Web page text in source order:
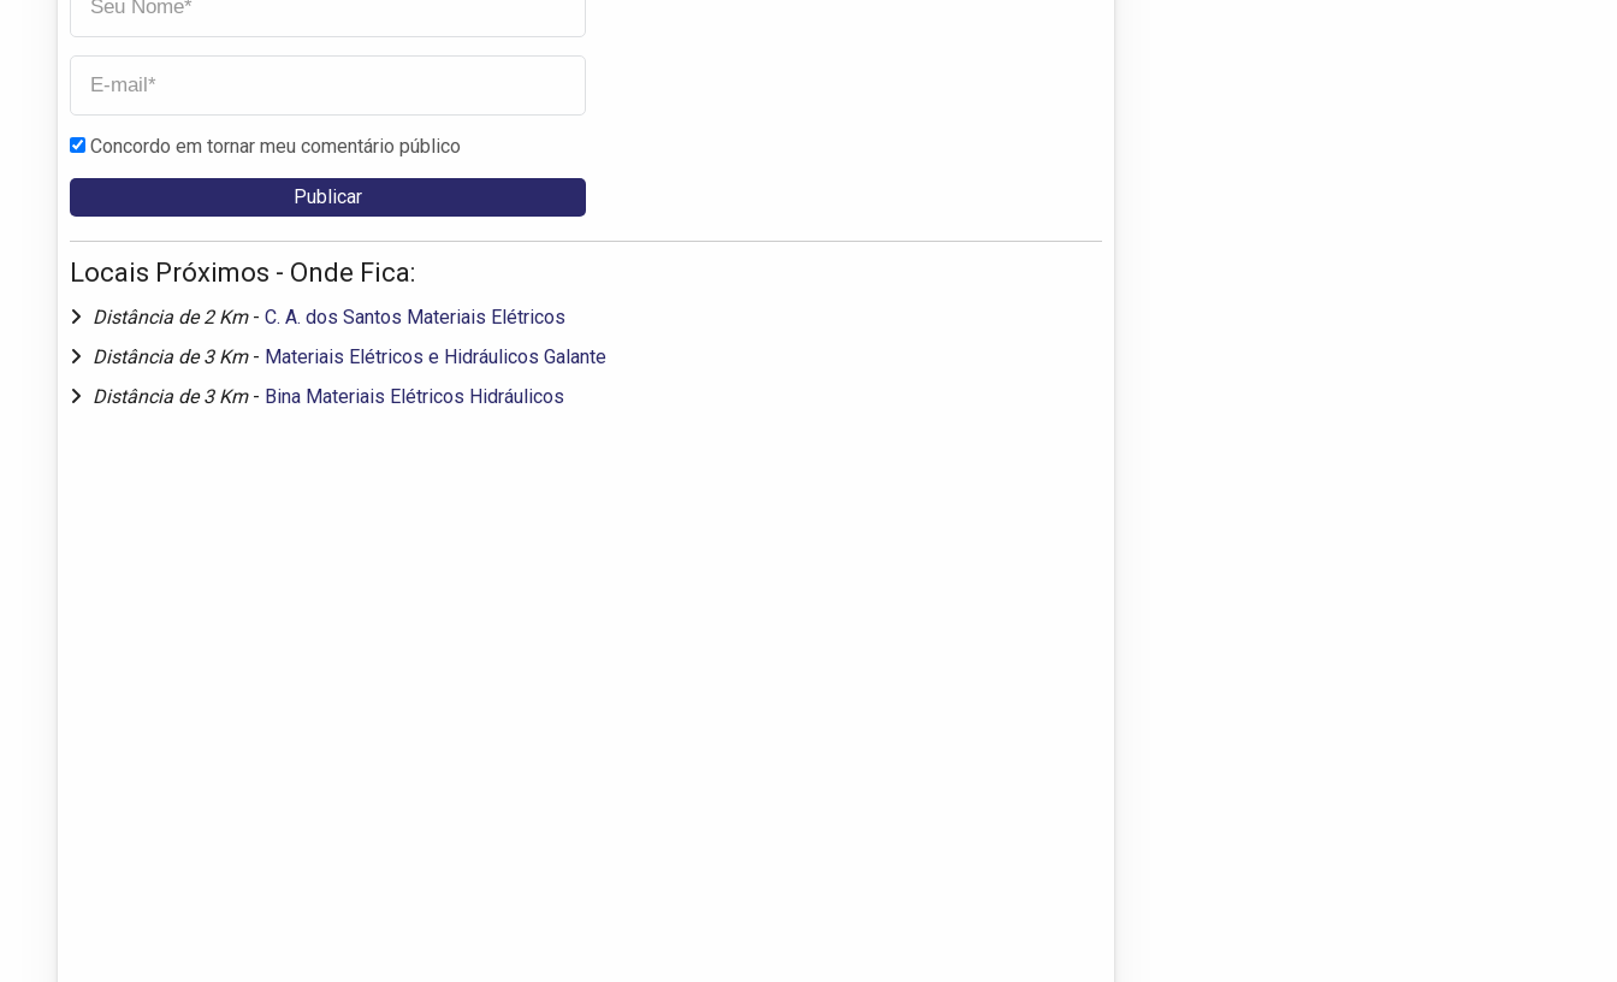
Concordo em tornar meu comentário público
Locais Próximos - Onde Fica:
Distância de 2 Km - C. A. dos Santos Materiais Elétricos
Distância de 3 Km - Materiais Elétricos e Hidráulicos Galante
Distância de 3 Km - Bina Materiais Elétricos Hidráulicos